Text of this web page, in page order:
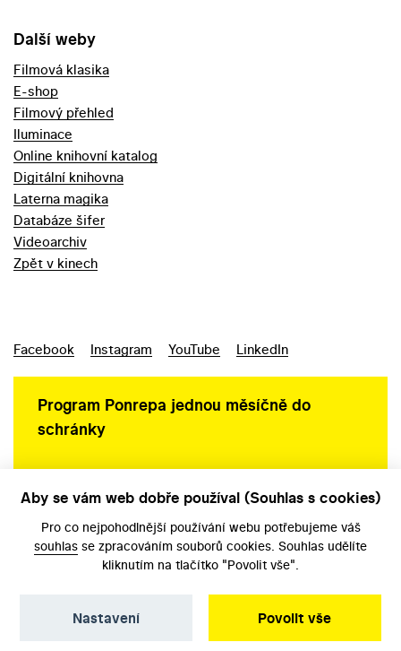
Další weby
Filmová klasika
E-shop
Filmový přehled
Iluminace
Online knihovní katalog
Digitální knihovna
Laterna magika
Databáze šifer
Videoarchiv
Zpět v kinech
Facebook Instagram YouTube LinkedIn
Program Ponrepa jednou měsíčně do
schránky
Aby se vám web dobře používal (Souhlas s cookies)
Pro co nejpohodlnější používání webu potřebujeme váš
souhlas se zpracováním souborů cookies. Souhlas udělíte
kliknutím na tlačítko "Povolit vše".
Povolit vše
Nastavení